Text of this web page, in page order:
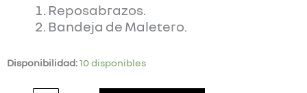
Reposabrazos.
Bandeja de Maletero.
Disponibilidad:10 disponibles
Pack